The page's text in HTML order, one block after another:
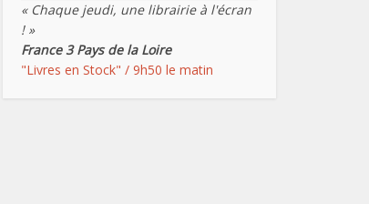
« Chaque jeudi, une librairie à l'écran
! »
France 3 Pays de la Loire
"Livres en Stock" / 9h50 le matin